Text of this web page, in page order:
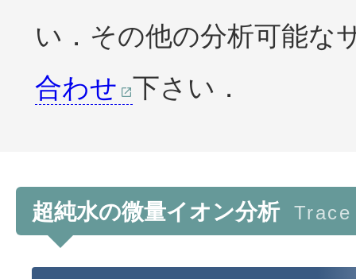
い．その他の分析可能な
合わせ 下さい．
超純水の微量イオン分析